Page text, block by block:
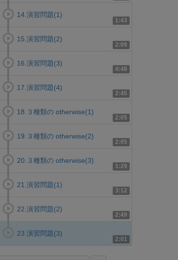
1:43
14.演習問題(1)
2:09
15.演習問題(2)
4:48
16.演習問題(3)
2:45
17.演習問題(4)
2:05
18.３種類の otherwise(1)
2:05
19.３種類の otherwise(2)
1:29
20.３種類の otherwise(3)
3:12
21.演習問題(1)
2:49
22.演習問題(2)
2:01
23.演習問題(3)